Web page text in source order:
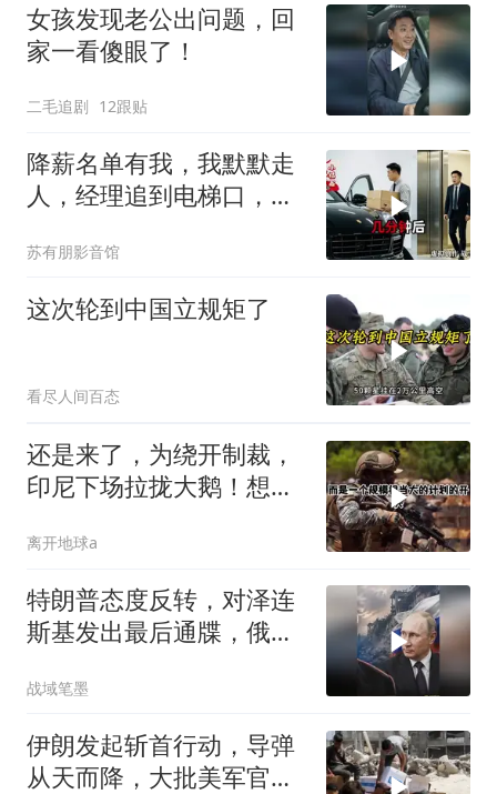
女孩发现老公出问题，回
家一看傻眼了！
二毛追剧 12跟贴
降薪名单有我，我默默走
人，经理追到电梯口，见
苏有朋影音馆
这次轮到中国立规矩了
看尽人间百态
还是来了，为绕开制裁，
印尼下场拉拢大鹅！想让
离开地球a
特朗普态度反转，对泽连
斯基发出最后通牒，俄乌
战域笔墨
伊朗发起斩首行动，导弹
从天而降，大批美军官被